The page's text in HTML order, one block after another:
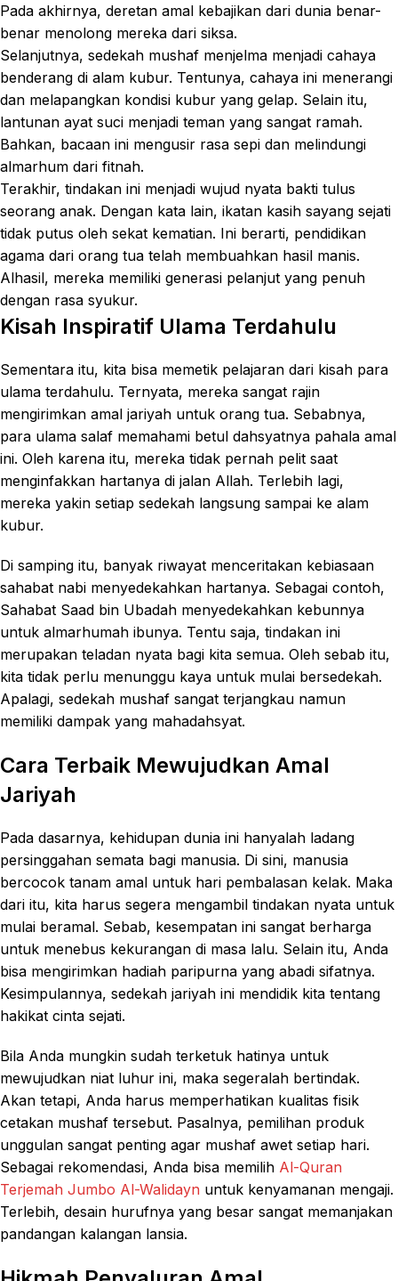
Pada akhirnya, deretan amal kebajikan dari dunia benar-
benar menolong mereka dari siksa.
Selanjutnya, sedekah mushaf menjelma menjadi cahaya
benderang di alam kubur. Tentunya, cahaya ini menerangi
dan melapangkan kondisi kubur yang gelap. Selain itu,
lantunan ayat suci menjadi teman yang sangat ramah.
Bahkan, bacaan ini mengusir rasa sepi dan melindungi
almarhum dari fitnah.
Terakhir, tindakan ini menjadi wujud nyata bakti tulus
seorang anak. Dengan kata lain, ikatan kasih sayang sejati
tidak putus oleh sekat kematian. Ini berarti, pendidikan
agama dari orang tua telah membuahkan hasil manis.
Alhasil, mereka memiliki generasi pelanjut yang penuh
dengan rasa syukur.
Kisah Inspiratif Ulama Terdahulu
Sementara itu, kita bisa memetik pelajaran dari kisah para
ulama terdahulu. Ternyata, mereka sangat rajin
mengirimkan amal jariyah untuk orang tua. Sebabnya,
para ulama salaf memahami betul dahsyatnya pahala amal
ini. Oleh karena itu, mereka tidak pernah pelit saat
menginfakkan hartanya di jalan Allah. Terlebih lagi,
mereka yakin setiap sedekah langsung sampai ke alam
kubur.
Di samping itu, banyak riwayat menceritakan kebiasaan
sahabat nabi menyedekahkan hartanya. Sebagai contoh,
Sahabat Saad bin Ubadah menyedekahkan kebunnya
untuk almarhumah ibunya. Tentu saja, tindakan ini
merupakan teladan nyata bagi kita semua. Oleh sebab itu,
kita tidak perlu menunggu kaya untuk mulai bersedekah.
Apalagi, sedekah mushaf sangat terjangkau namun
memiliki dampak yang mahadahsyat.
Cara Terbaik Mewujudkan Amal
Jariyah
Pada dasarnya, kehidupan dunia ini hanyalah ladang
persinggahan semata bagi manusia. Di sini, manusia
bercocok tanam amal untuk hari pembalasan kelak. Maka
dari itu, kita harus segera mengambil tindakan nyata untuk
mulai beramal. Sebab, kesempatan ini sangat berharga
untuk menebus kekurangan di masa lalu. Selain itu, Anda
bisa mengirimkan hadiah paripurna yang abadi sifatnya.
Kesimpulannya, sedekah jariyah ini mendidik kita tentang
hakikat cinta sejati.
Bila Anda mungkin sudah terketuk hatinya untuk
mewujudkan niat luhur ini, maka segeralah bertindak.
Akan tetapi, Anda harus memperhatikan kualitas fisik
cetakan mushaf tersebut. Pasalnya, pemilihan produk
unggulan sangat penting agar mushaf awet setiap hari.
Sebagai rekomendasi, Anda bisa memilih Al-Quran
Terjemah Jumbo Al-Walidayn untuk kenyamanan mengaji.
Terlebih, desain hurufnya yang besar sangat memanjakan
pandangan kalangan lansia.